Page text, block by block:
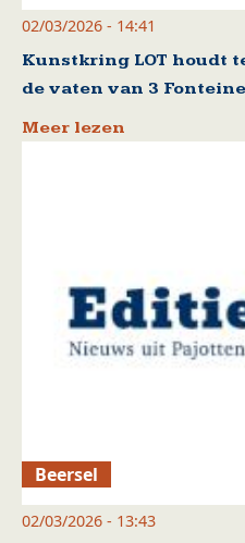
02/03/2026 - 14:41
Kunstkring LOT houdt
de vaten van 3
Meer lezen
Beersel
02/03/2026 - 13:43